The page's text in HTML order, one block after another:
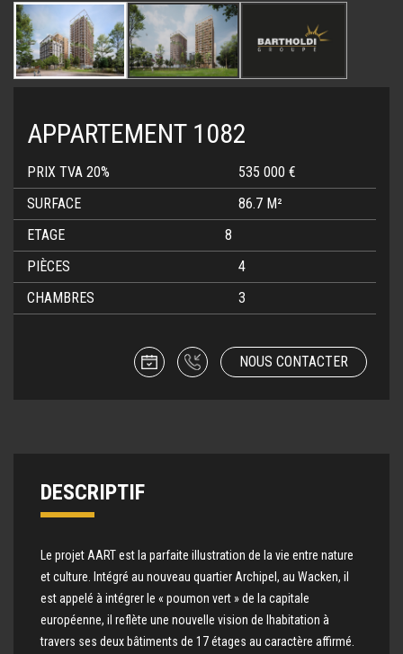
APPARTEMENT 1082
PRIX TVA 20%
535 000 €
SURFACE
86.7 M²
ETAGE
8
PIÈCES
4
CHAMBRES
3
NOUS CONTACTER
DESCRIPTIF
Le projet AART est la parfaite illustration de la vie entre nature
et culture. Intégré au nouveau quartier Archipel, au Wacken, il
est appelé à intégrer le « poumon vert » de la capitale
européenne, il reflète une nouvelle vision de lhabitation à
travers ses deux bâtiments de 17 étages au caractère affirmé.